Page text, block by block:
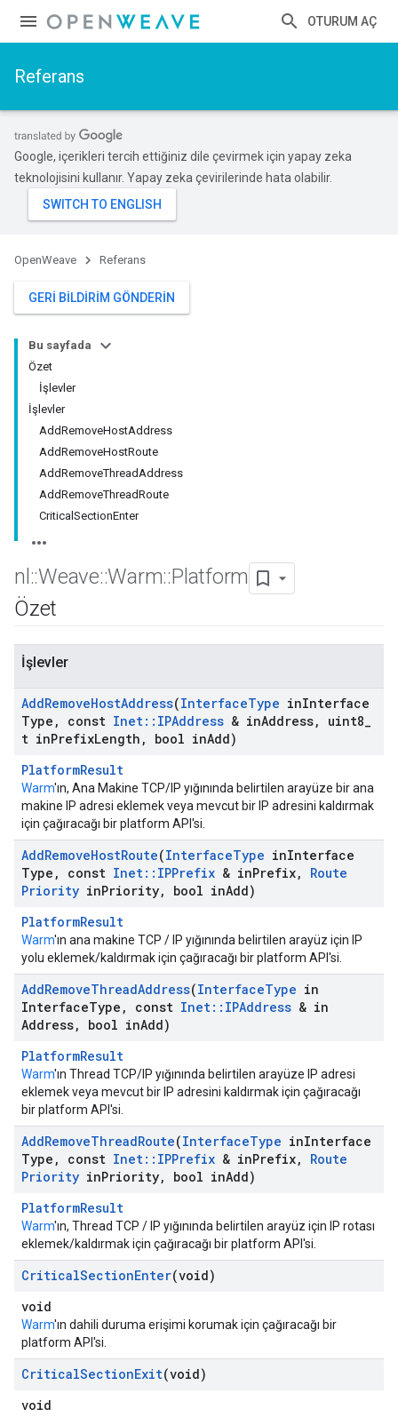
OTURUM AÇ
Referans
Google, içerikleri tercih ettiğiniz dile çevirmek için yapay zeka
teknolojisini kullanır. Yapay zeka çevirilerinde hata olabilir.
OpenWeave Referans
GERI BILDIRIM GÖNDERIN
Bu sayfada
Özet
İşlevler
İşlevler
AddRemoveHostAddress
AddRemoveHostRoute
AddRemoveThreadAddress
AddRemoveThreadRoute
CriticalSectionEnter
nl ::Weave::Warm::Platform
Özet
İşlevler
AddRemoveHostAddress(InterfaceType inInterface
Type , const Inet:: IPAddress & inAddress, uint8
t inPrefixLength , bool inAdd)
PlatformResult
Warm'ın, Ana Makine TCP/IP yığınında belirtilen arayüze bir ana
makine IP adresi eklemek veya mevcut bir IP adresini kaldırmak
için çağıracağı bir platform API'si.
AddRemoveHostRoute(InterfaceType inInterface
Type , const Inet:: IPPrefix & inPrefix,
Route
Priority inPriority, bool inAdd)
PlatformResult
Warm'ın ana makine TCP / IP yığınında belirtilen arayüz için IP
yolu eklemek/kaldırmak için çağıracağı bir platform API'si.
AddRemoveThreadAddress(InterfaceType in
InterfaceType , const Inet:: IPAddress & in
Address, bool inAdd)
PlatformResult
Warm'ın Thread TCP/IP yığınında belirtilen arayüze IP adresi
eklemek veya mevcut bir IP adresini kaldırmak için çağıracağı
bir platform API'si.
AddRemoveThreadRoute(InterfaceType inInterface
Type , const Inet:: IPPrefix & inPrefix,
Route
Priority inPriority, bool inAdd)
PlatformResult
Warm'ın, Thread TCP / IP yığınında belirtilen arayüz için IP rotası
eklemek/kaldırmak için çağıracağı bir platform API'si.
CriticalSectionEnter(void)
void
Warm'ın dahili duruma erişimi korumak için çağıracağı bir
platform API'si.
CriticalSectionExit(void)
void